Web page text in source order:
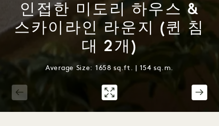
인접한 미도리 하우스 &
스카이라인 라운지 (퀸 침
대 2개)
Average Size: 1658 sq.ft. | 154 sq.m.